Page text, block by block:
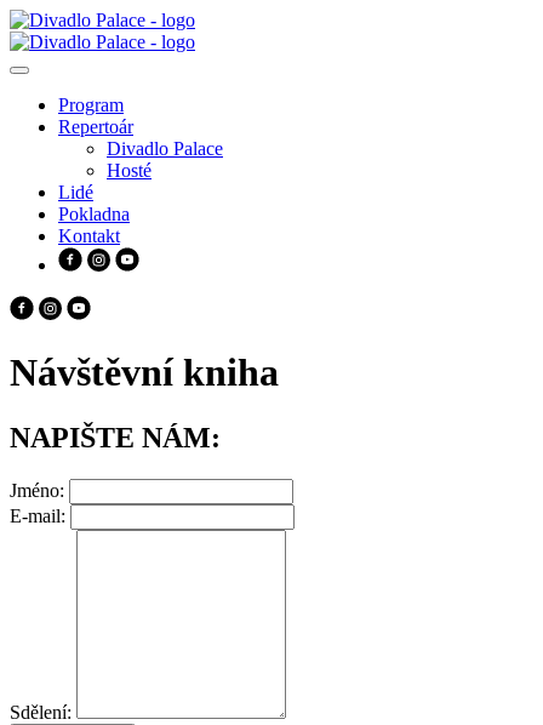
Program
Repertoár
Divadlo Palace
Hosté
Lidé
Pokladna
Kontakt
Návštěvní kniha
NAPIŠTE NÁM:
Jméno:
E-mail:
Sdělení: